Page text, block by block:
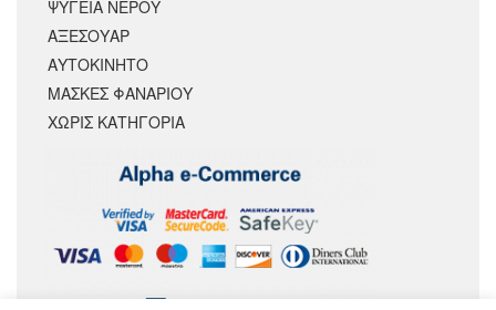
ΨΥΓΕΙΑ ΝΕΡΟΥ
ΑΞΕΣΟΥΆΡ
ΑΥΤΟΚΙΝΗΤΟ
ΜΑΣΚΕΣ ΦΑΝΑΡΙΟΥ
ΧΩΡΊΣ ΚΑΤΗΓΟΡΊΑ